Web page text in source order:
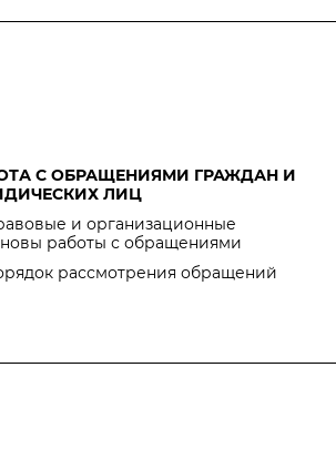
С ОБРАЩЕНИЯМИ ГРАЖДАН И
ЛИЦ
и организационные
работы с обращениями
рассмотрения обращений